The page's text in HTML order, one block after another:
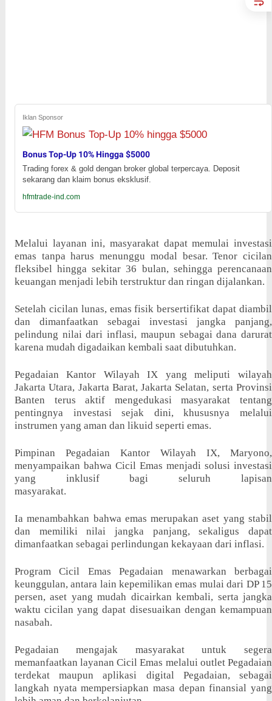
Iklan Sponsor
Bonus Top-Up 10% Hingga $5000
Trading forex & gold dengan broker global terpercaya. Deposit
sekarang dan klaim bonus eksklusif.
hfmtrade-ind.com
Melalui layanan ini, masyarakat dapat memulai investasi
emas tanpa harus menunggu modal besar. Tenor cicilan
fleksibel hingga sekitar 36 bulan, sehingga perencanaan
keuangan menjadi lebih terstruktur dan ringan dijalankan.
Setelah cicilan lunas, emas fisik bersertifikat dapat diambil
dan dimanfaatkan sebagai investasi jangka panjang,
pelindung nilai dari inflasi, maupun sebagai dana darurat
karena mudah digadaikan kembali saat dibutuhkan.
Pegadaian Kantor Wilayah IX yang meliputi wilayah
Jakarta Utara, Jakarta Barat, Jakarta Selatan, serta Provinsi
Banten terus aktif mengedukasi masyarakat tentang
pentingnya investasi sejak dini, khususnya melalui
instrumen yang aman dan likuid seperti emas.
Pimpinan Pegadaian Kantor Wilayah IX, Maryono,
menyampaikan bahwa Cicil Emas menjadi solusi investasi
yang inklusif bagi seluruh lapisan
masyarakat.
Ia menambahkan bahwa emas merupakan aset yang stabil
dan memiliki nilai jangka panjang, sekaligus dapat
dimanfaatkan sebagai perlindungan kekayaan dari inflasi.
Program Cicil Emas Pegadaian menawarkan berbagai
keunggulan, antara lain kepemilikan emas mulai dari DP 15
persen, aset yang mudah dicairkan kembali, serta jangka
waktu cicilan yang dapat disesuaikan dengan kemampuan
nasabah.
Pegadaian mengajak masyarakat untuk segera
memanfaatkan layanan Cicil Emas melalui outlet Pegadaian
terdekat maupun aplikasi digital Pegadaian, sebagai
langkah nyata mempersiapkan masa depan finansial yang